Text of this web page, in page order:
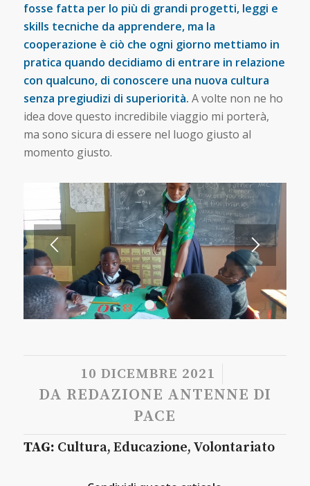
fosse fatta per lo più di grandi progetti, leggi e
skills tecniche da apprendere, ma la
cooperazione è ciò che ogni giorno mettiamo in
pratica quando decidiamo di entrare in relazione
con qualcuno, di conoscere una nuova cultura
senza pregiudizi di superiorità. A volte non ne ho
idea dove questo incredibile viaggio mi porterà,
ma sono sicura di essere nel luogo giusto al
momento giusto.
1 2
10 DICEMBRE 2021
/
DA REDAZIONE ANTENNE DI
PACE
TAG: Cultura, Educazione, Volontariato